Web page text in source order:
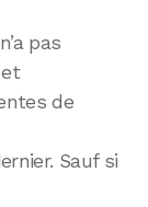
pas
de
Sauf si